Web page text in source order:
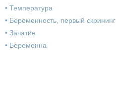
• Температура
• Беременность, первый скрининг
• Зачатие
• Беременна